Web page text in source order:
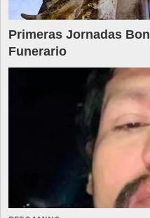
Primeras Jornadas
Funerario